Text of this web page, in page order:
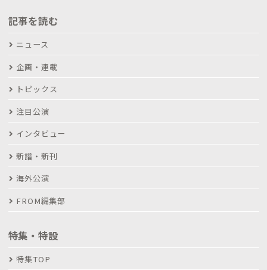
記事を読む
ニュース
企画・連載
トピックス
注目公演
インタビュー
新譜・新刊
海外公演
FROM編集部
特集・特設
特集TOP